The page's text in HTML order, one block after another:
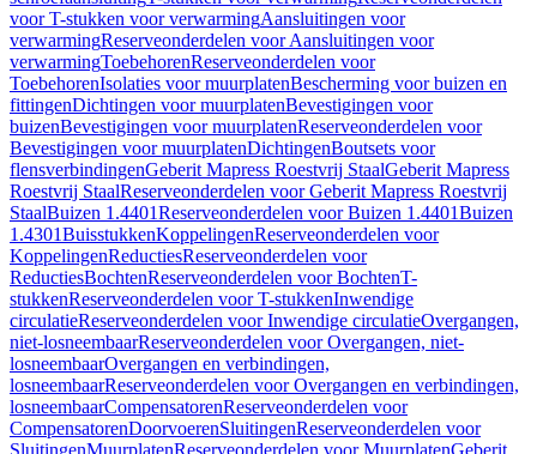
voor T-stukken voor verwarmingAansluitingen voor
verwarmingReserveonderdelen voor Aansluitingen voor
verwarmingToebehorenReserveonderdelen voor
ToebehorenIsolaties voor muurplatenBescherming voor buizen en
fittingenDichtingen voor muurplatenBevestigingen voor
buizenBevestigingen voor muurplatenReserveonderdelen voor
Bevestigingen voor muurplatenDichtingenBoutsets voor
flensverbindingenGeberit Mapress Roestvrij StaalGeberit Mapress
Roestvrij StaalReserveonderdelen voor Geberit Mapress Roestvrij
StaalBuizen 1.4401Reserveonderdelen voor Buizen 1.4401Buizen
1.4301BuisstukkenKoppelingenReserveonderdelen voor
KoppelingenReductiesReserveonderdelen voor
ReductiesBochtenReserveonderdelen voor BochtenT-
stukkenReserveonderdelen voor T-stukkenInwendige
circulatieReserveonderdelen voor Inwendige circulatieOvergangen,
niet-losneembaarReserveonderdelen voor Overgangen, niet-
losneembaarOvergangen en verbindingen,
losneembaarReserveonderdelen voor Overgangen en verbindingen,
losneembaarCompensatorenReserveonderdelen voor
CompensatorenDoorvoerenSluitingenReserveonderdelen voor
SluitingenMuurplatenReserveonderdelen voor MuurplatenGeberit